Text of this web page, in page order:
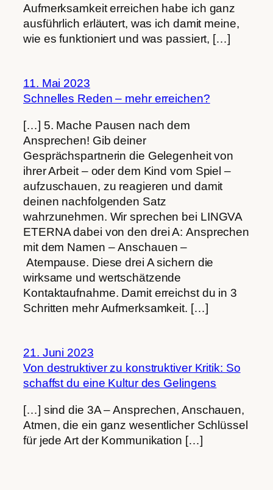
Aufmerksamkeit erreichen habe ich ganz
ausführlich erläutert, was ich damit meine,
wie es funktioniert und was passiert, […]
11. Mai 2023
Schnelles Reden – mehr erreichen?
[…] 5. Mache Pausen nach dem
Ansprechen! Gib deiner
Gesprächspartnerin die Gelegenheit von
ihrer Arbeit – oder dem Kind vom Spiel –
aufzuschauen, zu reagieren und damit
deinen nachfolgenden Satz
wahrzunehmen. Wir sprechen bei LINGVA
ETERNA dabei von den drei A: Ansprechen
mit dem Namen – Anschauen –
Atempause. Diese drei A sichern die
wirksame und wertschätzende
Kontaktaufnahme. Damit erreichst du in 3
Schritten mehr Aufmerksamkeit. […]
21. Juni 2023
Von destruktiver zu konstruktiver Kritik: So
schaffst du eine Kultur des Gelingens
[…] sind die 3A – Ansprechen, Anschauen,
Atmen, die ein ganz wesentlicher Schlüssel
für jede Art der Kommunikation […]